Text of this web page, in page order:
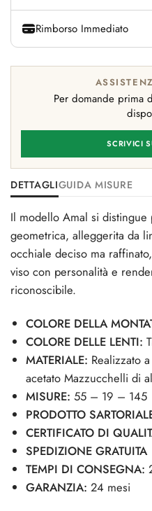
Rimborso Immediato
Per domande prima
SCRIVICI
DETTAGLIGUIDA MISURE
Il modello Amal si
geometrica, alleggerita da
occhiale deciso ma
viso con personalità e
riconoscibile.
COLORE DELLA
COLORE DELLE LENTI:
MATERIALE: Realizzato
acetato Mazzucchelli di
MISURE: 55 – 19 – 145
PRODOTTO
CERTIFICATO DI
SPEDIZIONE GRATUITA
TEMPI DI CONSEGNA:
GARANZIA: 24 mesi